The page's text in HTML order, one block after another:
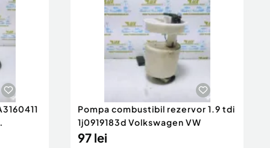
Pompa combustibil rezervor 1.9 tdi
1j0919183d Volkswagen VW
97 lei